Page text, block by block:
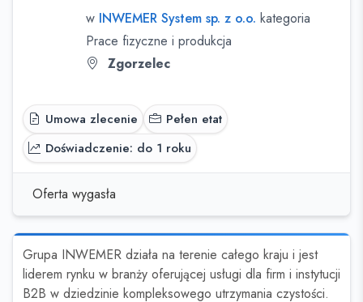
w INWEMER System sp. z o.o. kategoria
Prace fizyczne i produkcja
Zgorzelec
Umowa zlecenie
Pełen etat
Doświadczenie: do 1 roku
Oferta wygasła
Grupa INWEMER działa na terenie całego kraju i jest
liderem rynku w branży oferującej usługi dla firm i instytucji
B2B w dziedzinie kompleksowego utrzymania czystości.